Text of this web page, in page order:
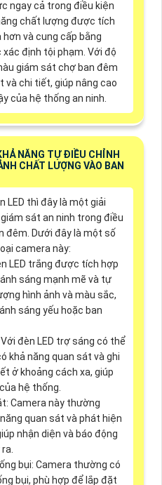
ngay cả trong điều kiện
chất lượng được tích
và cung cấp bằng
định tội phạm. Với độ
giám sát chợ ban đêm
và chi tiết, giúp nâng cao
của hệ thống an ninh.
NĂNG TỰ ĐIỀU CHỈNH
CHẤT LƯỢNG VÀO BAN
LED thì đây là một giải
sát an ninh trong điều
đêm. Dưới đây là một số
camera này:
LED trắng được tích hợp
sáng mạnh mẽ và tự
hình ảnh và màu sắc,
sáng yếu hoặc ban
đèn LED trợ sáng có thể
khả năng quan sát và ghi
ở khoảng cách xa, giúp
hệ thống.
Camera này thường
quan sát và phát hiện
nhận diện và báo động
bụi: Camera thường có
bụi, phù hợp để lắp đặt